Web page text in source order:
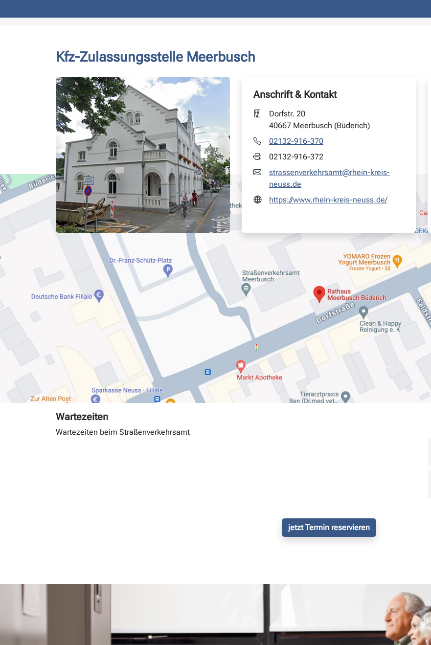
Kfz-Zulassungsstelle Meerbusch
Anschrift & Kontakt
Dorfstr. 20
40667 Meerbusch (Büderich)
02132-916-370
02132-916-372
strassenverkehrsamt@rhein-kreis-
neuss.de
https://www.rhein-kreis-neuss.de/
Wartezeiten
Wartezeiten beim Straßenverkehrsamt
jetzt Termin reservieren